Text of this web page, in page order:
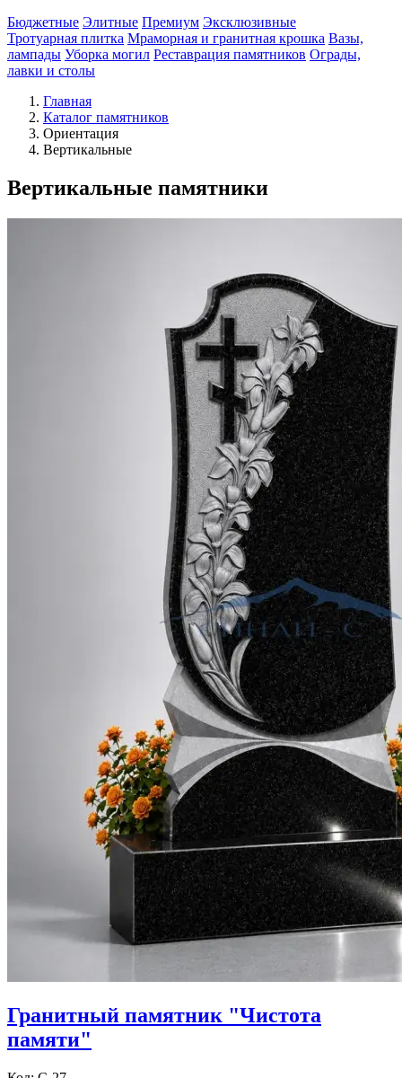
Бюджетные Элитные Премиум Эксклюзивные
Тротуарная плитка Мраморная и гранитная крошка Вазы,
лампады Уборка могил Реставрация памятников Ограды,
лавки и столы
Главная
Каталог памятников
Ориентация
Вертикальные
Вертикальные памятники
Гранитный памятник "Чистота
памяти"